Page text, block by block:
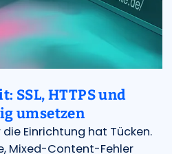
SSL, HTTPS und
umsetzen
Einrichtung hat Tücken.
Mixed-Content-Fehler